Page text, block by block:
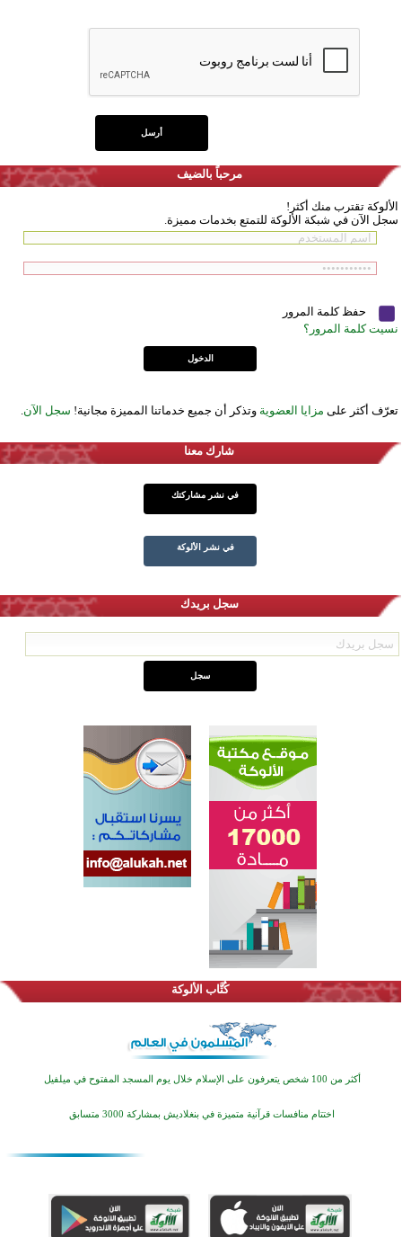
مرحباً بالضيف
الألوكة تقترب منك أكثر!
سجل الآن في شبكة الألوكة للتمتع بخدمات مميزة.
حفظ كلمة المرور
نسيت كلمة المرور؟
تعرّف أكثر على مزايا العضوية وتذكر أن جميع خدماتنا المميزة مجانية! سجل الآن
شارك معنا
في نشر مشاركتك
في نشر الألوكة
سجل بريدك
كُتَّاب الألوكة
أكثر من 100 شخص يتعرفون على الإسلام خلال يوم المسجد المفتوح في ميلفيل
اختتام منافسات قرآنية متميزة في بنغلاديش بمشاركة 3000 متسابق
منطقة ريبوفسي تحتفل بميلاد مسجد جديد في أجواء إيمانية مميزة